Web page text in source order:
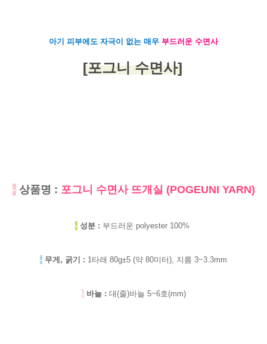
아기 피부에도 자극이 없는 매우 부드러운 수면사
[포그니 수면사]
- 상품명 : 포그니 수면사 뜨개실 (POGEUNI YARN)
- 성분 : 부드러운 polyester 100%
- 무게, 굵기 : 1타래 80g±5 (약 80미터), 지름 3~3.3mm
- 바늘 : 대(줄)바늘 5~6호(mm)